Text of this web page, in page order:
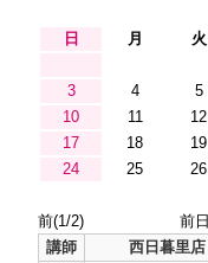
日 月 火
3
4 5
10
11 12
17
18 19
24
25 26
前(1/2) 前日
講師
西日暮里店